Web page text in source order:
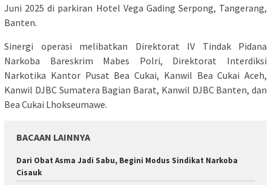
Juni 2025 di parkiran Hotel Vega Gading Serpong, Tangerang,
Banten.
Sinergi operasi melibatkan Direktorat IV Tindak Pidana
Narkoba Bareskrim Mabes Polri, Direktorat Interdiksi
Narkotika Kantor Pusat Bea Cukai, Kanwil Bea Cukai Aceh,
Kanwil DJBC Sumatera Bagian Barat, Kanwil DJBC Banten, dan
Bea Cukai Lhokseumawe.
BACAAN LAINNYA
Dari Obat Asma Jadi Sabu, Begini Modus Sindikat Narkoba
Cisauk